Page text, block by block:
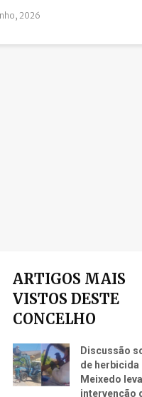
2026
ARTIGOS MAIS
VISTOS DESTE
CONCELHO
Discussão
de herbicida
Meixedo
intervenção